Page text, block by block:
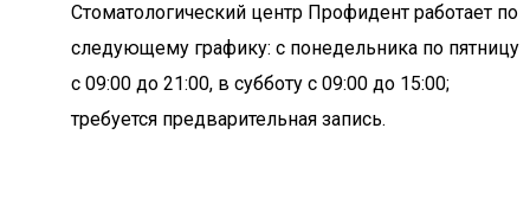
Стоматологический центр Профидент работает по
следующему графику: с понедельника по пятницу
с 09:00 до 21:00, в субботу с 09:00 до 15:00;
требуется предварительная запись.